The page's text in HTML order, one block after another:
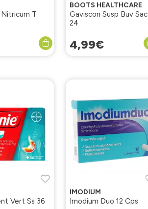
T
BOOTS HEALTHCARE
Gaviscon Susp Buv Sac
24
4,99€
Vert Ss 36
IMODIUM
Imodium Duo 12 Cps